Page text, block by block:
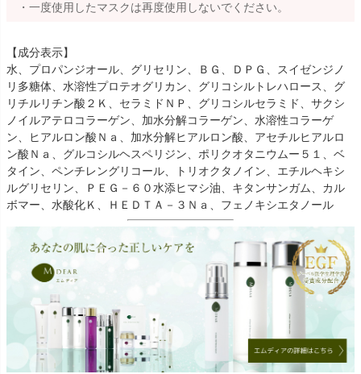
・一度使用したマスクは再度使用しないでください。
【成分表示】
水、プロパンジオール、グリセリン、ＢＧ、ＤＰＧ、スイゼンジノ
リ多糖体、水溶性プロテオグリカン、グリコシルトレハロース、グ
リチルリチン酸２Ｋ、セラミドＮＰ、グリコシルセラミド、サクシ
ノイルアテロコラーゲン、加水分解コラーゲン、水溶性コラーゲ
ン、ヒアルロン酸Ｎａ、加水分解ヒアルロン酸、アセチルヒアルロ
ン酸Ｎａ、グルコシルヘスペリジン、ポリクオタニウムー５１、ベ
タイン、ペンチレングリコール、トリオクタノイン、エチルヘキシ
ルグリセリン、ＰＥＧ－６０水添ヒマシ油、キタンサンガム、カル
ボマー、水酸化Ｋ、ＨＥＤＴＡ－３Ｎａ、フェノキシエタノール